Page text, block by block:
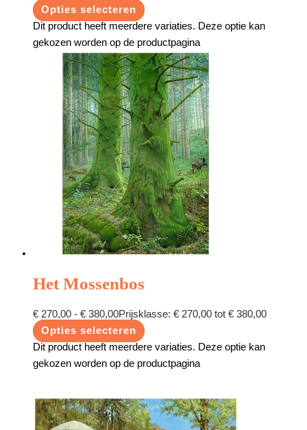
Opties selecteren
Dit product heeft meerdere variaties. Deze optie kan
gekozen worden op de productpagina
Het Mossenbos
€ 270,00 - € 380,00Prijsklasse: € 270,00 tot € 380,00
Opties selecteren
Dit product heeft meerdere variaties. Deze optie kan
gekozen worden op de productpagina